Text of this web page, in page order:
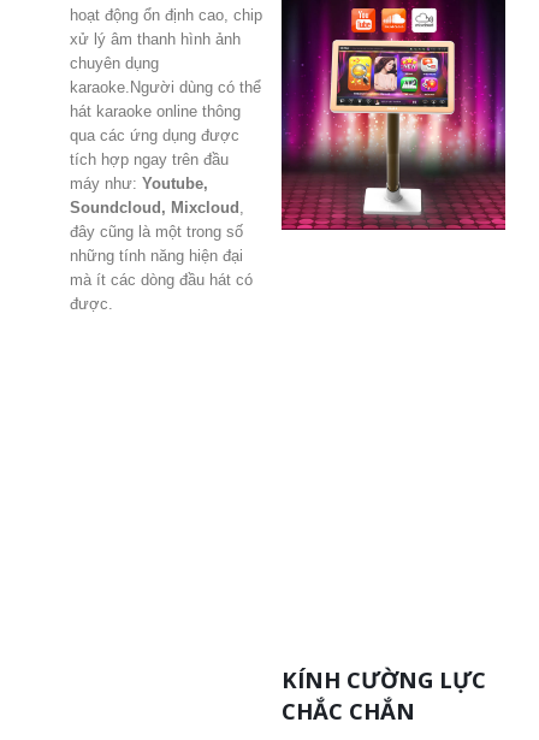
hoạt động ổn định cao, chip
xử lý âm thanh hình ảnh
chuyên dụng
karaoke.Người dùng có thể
hát karaoke online thông
qua các ứng dụng được
tích hợp ngay trên đầu
máy như: Youtube,
Soundcloud, Mixcloud
đây cũng là một trong số
những tính năng hiện đại
mà ít các dòng đầu hát có
được.
KÍNH CƯỜNG LỰC
CHẮC CHẮN